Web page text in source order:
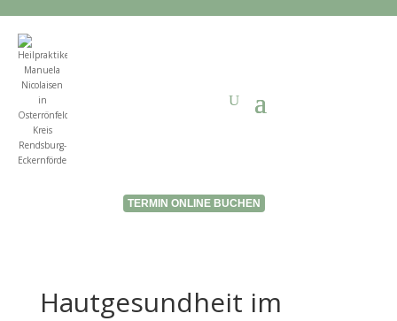
TERMIN ONLINE BUCHEN
Hautgesundheit im